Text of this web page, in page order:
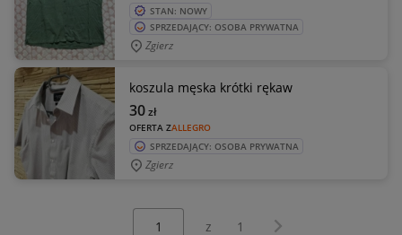
STAN: NOWY
SPRZEDAJĄCY: OSOBA PRYWATNA
Zgierz
koszula męska krótki rękaw
OFERTA ZALLEGRO
30zł
SPRZEDAJĄCY: OSOBA PRYWATNA
Zgierz
z 1 Następna strona